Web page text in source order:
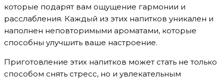
которые подарят вам ощущение гармонии и
расслабления. Каждый из этих напитков уникален и
наполнен неповторимыми ароматами, которые
способны улучшить ваше настроение.
Приготовление этих напитков может стать не только
способом снять стресс, но и увлекательным